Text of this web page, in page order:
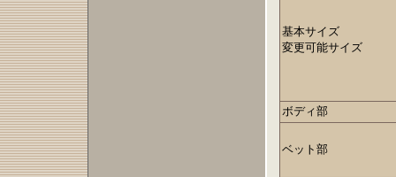
基本サイズ
変更可能サイズ
ボディ部
ベット部